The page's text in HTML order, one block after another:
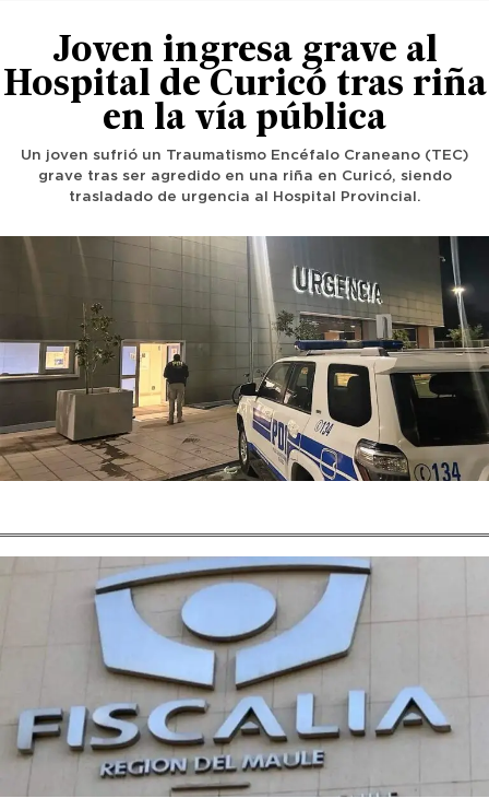
Joven ingresa grave al
Hospital de Curicó tras riña
en la vía pública
Un joven sufrió un Traumatismo Encéfalo Craneano (TEC)
grave tras ser agredido en una riña en Curicó, siendo
trasladado de urgencia al Hospital Provincial.